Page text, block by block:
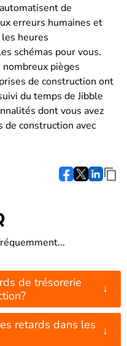
de
erreurs humaines et
heures
schémas pour vous.
pièges
de construction ont
du temps de Jibble
dont vous avez
de construction avec
de trésorerie
↓
retards dans les ↓